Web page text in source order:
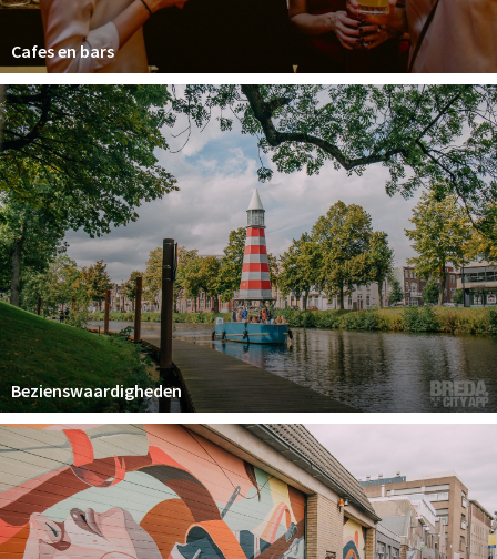
Cafes en bars
Bezienswaardigheden